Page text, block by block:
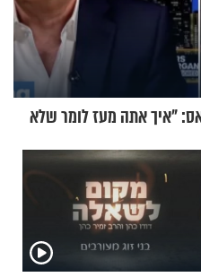
"איך אתה מעז לומר שלא